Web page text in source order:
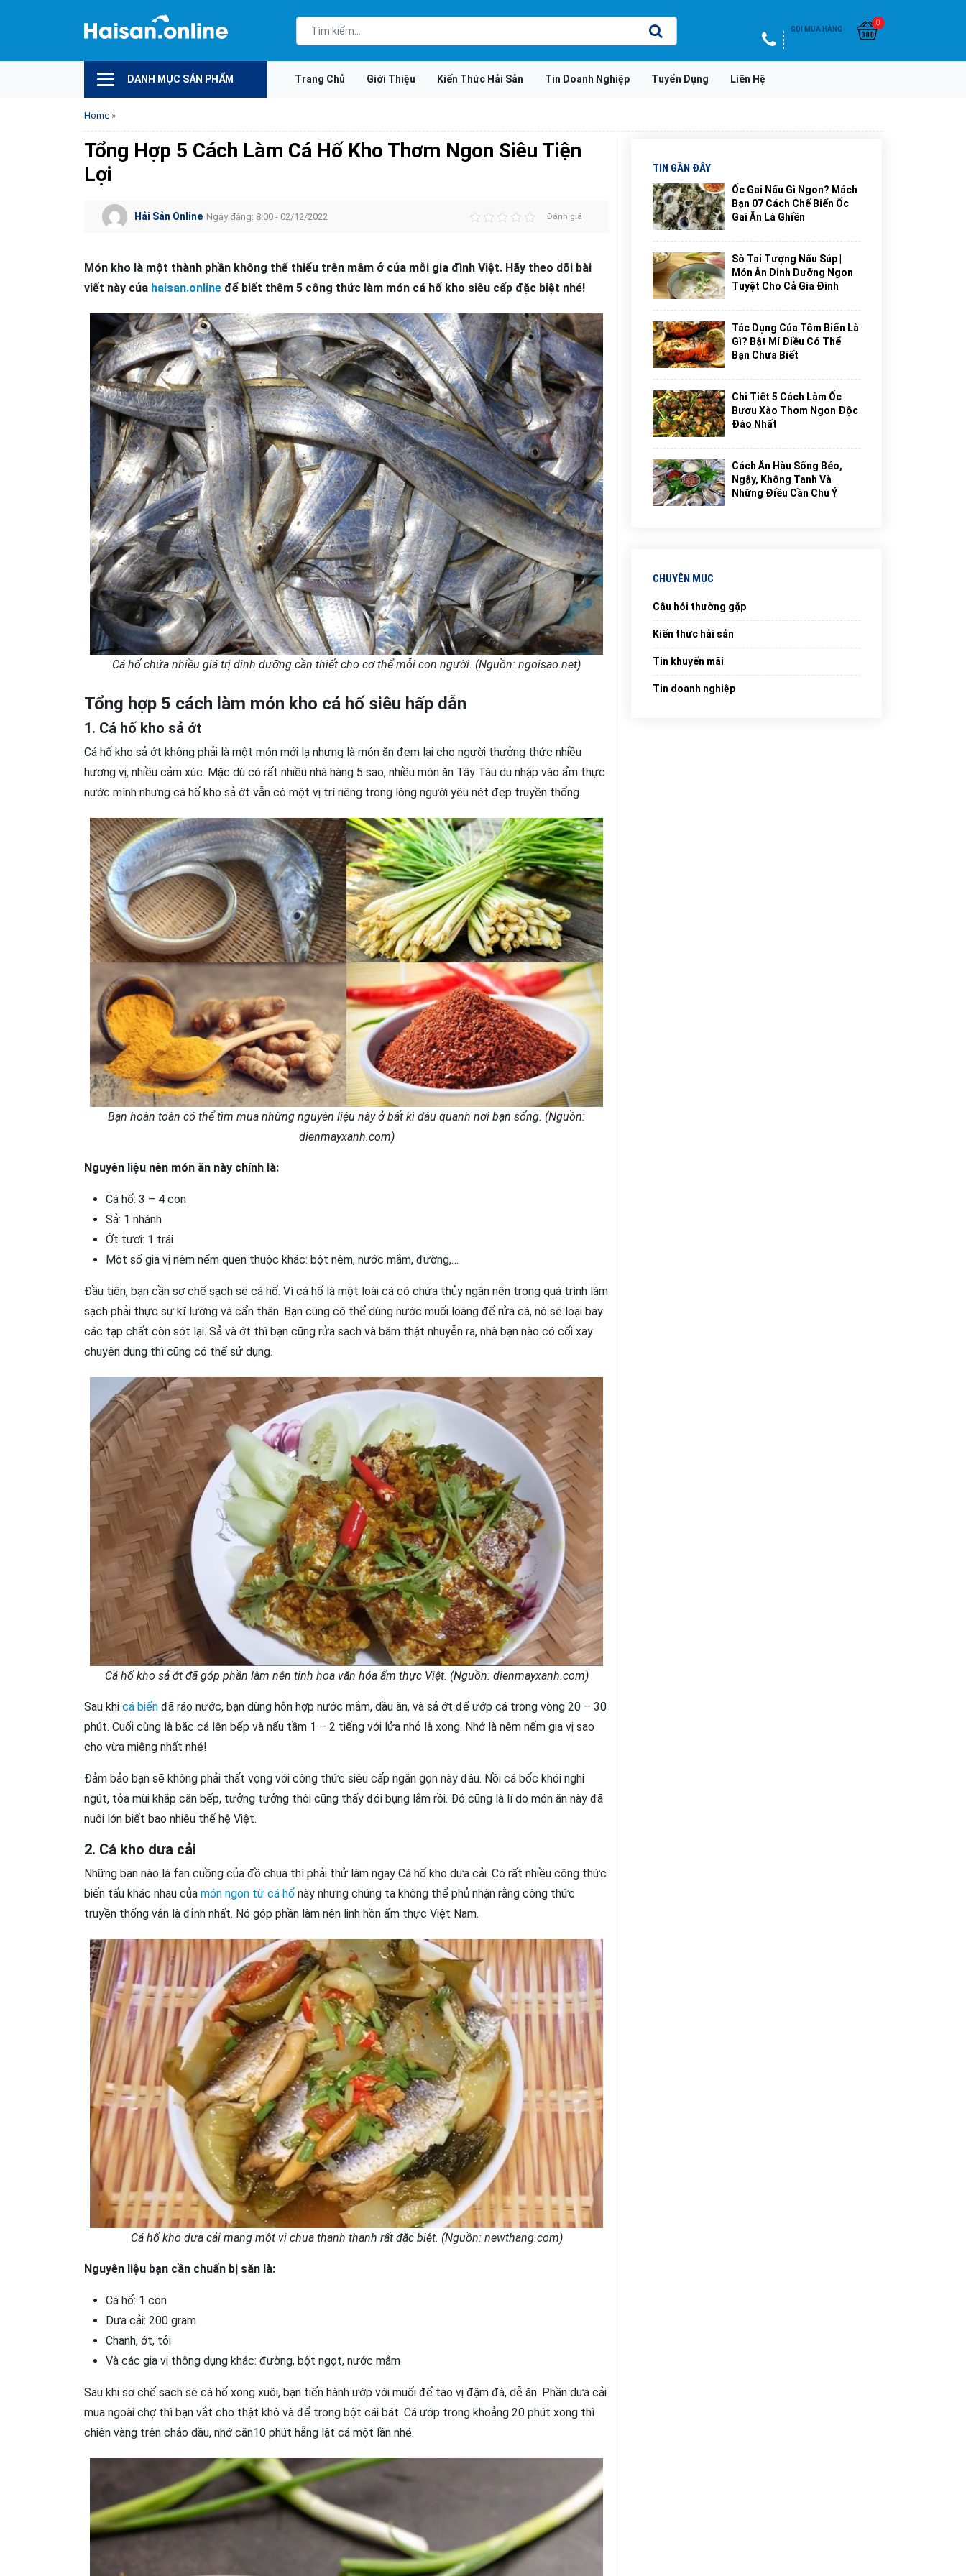
GỌI MUA HÀNG
0
DANH MỤC SẢN PHẨM Trang Chủ Giới Thiệu Kiến Thức Hải Sản Tin Doanh Nghiệp Tuyển Dụng Liên Hệ
Home »
Tổng Hợp 5 Cách Làm Cá Hố Kho Thơm Ngon Siêu Tiện
Lợi
Hải Sản Online Ngày đăng: 8:00 - 02/12/2022 Đánh giá
Món kho là một thành phần không thể thiếu trên mâm ở của mỗi gia đình Việt. Hãy theo dõi bài
viết này của haisan.online để biết thêm 5 công thức làm món cá hố kho siêu cấp đặc biệt nhé!
Cá hố chứa nhiều giá trị dinh dưỡng cần thiết cho cơ thể mỗi con người. (Nguồn: ngoisao.net)
Tổng hợp 5 cách làm món kho cá hố siêu hấp dẫn
1. Cá hố kho sả ớt
Cá hố kho sả ớt không phải là một món mới lạ nhưng là món ăn đem lại cho người thưởng thức nhiều
hương vị, nhiều cảm xúc. Mặc dù có rất nhiều nhà hàng 5 sao, nhiều món ăn Tây Tàu du nhập vào ẩm thực
nước mình nhưng cá hố kho sả ớt vẫn có một vị trí riêng trong lòng người yêu nét đẹp truyền thống.
Bạn hoàn toàn có thể tìm mua những nguyên liệu này ở bất kì đâu quanh nơi bạn sống. (Nguồn:
dienmayxanh.com)
Nguyên liệu nên món ăn này chính là:
Cá hố: 3 – 4 con
Sả: 1 nhánh
Ớt tươi: 1 trái
Một số gia vị nêm nếm quen thuộc khác: bột nêm, nước mắm, đường,…
Đầu tiên, bạn cần sơ chế sạch sẽ cá hố. Vì cá hố là một loài cá có chứa thủy ngân nên trong quá trình làm
sạch phải thực sự kĩ lưỡng và cẩn thận. Bạn cũng có thể dùng nước muối loãng để rửa cá, nó sẽ loại bay
các tạp chất còn sót lại. Sả và ớt thì bạn cũng rửa sạch và băm thật nhuyễn ra, nhà bạn nào có cối xay
chuyên dụng thì cũng có thể sử dụng.
Cá hố kho sả ớt đã góp phần làm nên tinh hoa văn hóa ẩm thực Việt. (Nguồn: dienmayxanh.com)
Sau khi cá biển đã ráo nước, bạn dùng hỗn hợp nước mắm, dầu ăn, và sả ớt để ướp cá trong vòng 20 – 30
phút. Cuối cùng là bắc cá lên bếp và nấu tầm 1 – 2 tiếng với lửa nhỏ là xong. Nhớ là nêm nếm gia vị sao
cho vừa miệng nhất nhé!
Đảm bảo bạn sẽ không phải thất vọng với công thức siêu cấp ngắn gọn này đâu. Nồi cá bốc khói nghi
ngút, tỏa mùi khắp căn bếp, tưởng tưởng thôi cũng thấy đói bụng lắm rồi. Đó cũng là lí do món ăn này đã
nuôi lớn biết bao nhiêu thế hệ Việt.
2. Cá kho dưa cải
Những bạn nào là fan cuồng của đồ chua thì phải thử làm ngay Cá hố kho dưa cải. Có rất nhiều công thức
biến tấu khác nhau của món ngon từ cá hố này nhưng chúng ta không thể phủ nhận rằng công thức
truyền thống vẫn là đỉnh nhất. Nó góp phần làm nên linh hồn ẩm thực Việt Nam.
Cá hố kho dưa cải mang một vị chua thanh thanh rất đặc biệt. (Nguồn: newthang.com)
Nguyên liệu bạn cần chuẩn bị sẵn là:
Cá hố: 1 con
Dưa cải: 200 gram
Chanh, ớt, tỏi
Và các gia vị thông dụng khác: đường, bột ngọt, nước mắm
Sau khi sơ chế sạch sẽ cá hố xong xuôi, bạn tiến hành ướp với muối để tạo vị đậm đà, dễ ăn. Phần dưa cải
mua ngoài chợ thì bạn vắt cho thật khô và để trong bột cái bát. Cá ướp trong khoảng 20 phút xong thì
chiên vàng trên chảo dầu, nhớ căn10 phút hẵng lật cá một lần nhé.
TIN GẦN ĐÂY
Ốc Gai Nấu Gì Ngon? Mách
Bạn 07 Cách Chế Biến Ốc
Gai Ăn Là Ghiền
Sò Tai Tượng Nấu Súp |
Món Ăn Dinh Dưỡng Ngon
Tuyệt Cho Cả Gia Đình
Tác Dụng Của Tôm Biển Là
Gì? Bật Mí Điều Có Thể
Bạn Chưa Biết
Chi Tiết 5 Cách Làm Ốc
Bươu Xào Thơm Ngon Độc
Đáo Nhất
Cách Ăn Hàu Sống Béo,
Ngậy, Không Tanh Và
Những Điều Cần Chú Ý
CHUYÊN MỤC
Câu hỏi thường gặp
Kiến thức hải sản
Tin khuyến mãi
Tin doanh nghiệp